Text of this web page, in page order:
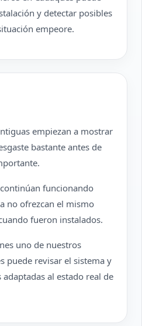
y detectar posibles
empeore.
empiezan a mostrar
bastante antes de
funcionando
no ofrezcan el mismo
fueron instalados.
uno de nuestros
puede revisar el sistema y
al estado real de